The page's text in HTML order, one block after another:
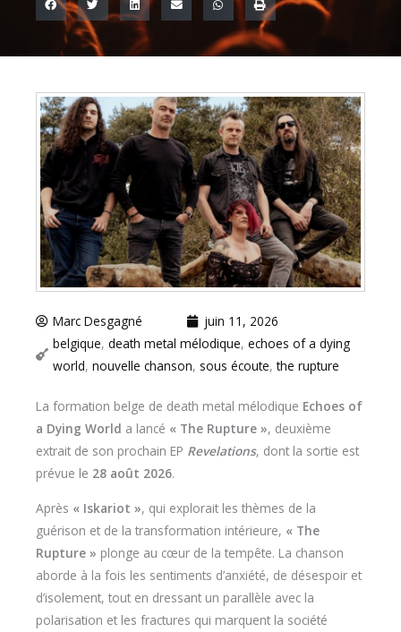
Marc Desgagné
juin 11, 2026
belgique, death metal mélodique, echoes of a dying
world, nouvelle chanson, sous écoute,the rupture
La formation belge de death metal mélodique Echoes of
a Dying World a lancé « The Rupture », deuxième
extrait de son prochain EP Revelations, dont la sortie est
prévue le 28 août 2026.
Après « Iskariot », qui explorait les thèmes de la
guérison et de la transformation intérieure, « The
Rupture » plonge au cœur de la tempête. La chanson
aborde à la fois les sentiments d’anxiété, de désespoir et
d’isolement, tout en dressant un parallèle avec la
polarisation et les fractures qui marquent la société